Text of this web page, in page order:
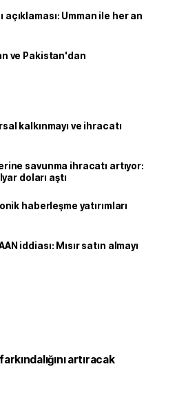
açıklaması: Umman ile her an
ve Pakistan'dan
kalkınmayı ve ihracatı
savunma ihracatı artıyor:
doları aştı
haberleşme yatırımları
iddiası: Mısır satın almayı
artıracak